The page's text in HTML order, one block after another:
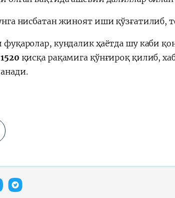
нисбатан жиноят иши қўзғатилиб,
кундалик ҳаётда шу каби
1520 қисқа рақамига қўнғироқ қилиб,